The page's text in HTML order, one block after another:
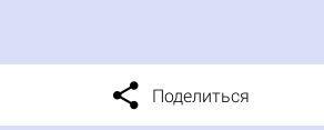
Поделиться